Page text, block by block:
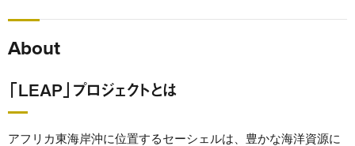
About
「LEAP」プロジェクトとは
アフリカ東海岸沖に位置するセーシェルは、豊かな海洋資源に